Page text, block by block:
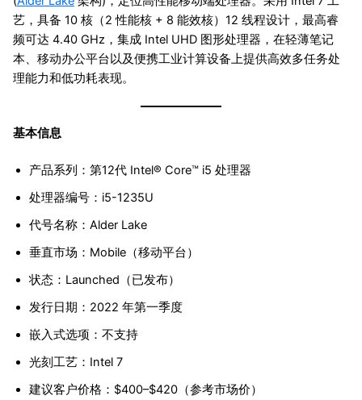
艺，具备 10 核（2 性能核 + 8 能效核）12 线程设计，最高睿
频可达 4.40 GHz，集成 Intel UHD 图形处理器，在轻薄笔记
本、移动办公平台以及便携工业计算设备上提供高效多任务处
理能力和低功耗表现。
基本信息
产品系列：第12代 Intel® Core™ i5 处理器
处理器编号：i5-1235U
代号名称：Alder Lake
垂直市场：Mobile（移动平台）
状态：Launched（已发布）
发行日期：2022 年第一季度
嵌入式选项：不支持
光刻工艺：Intel 7
建议客户价格：$400–$420（参考市场价）